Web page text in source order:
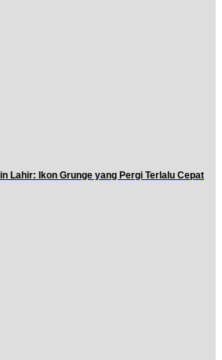
Lahir: Ikon Grunge yang Pergi Terlalu Cepat